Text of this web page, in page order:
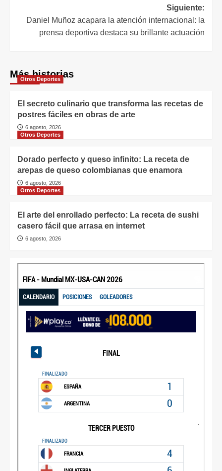
Siguiente:
Daniel Muñoz acapara la atención internacional: la
prensa deportiva destaca su brillante actuación
Más historias
Otros Deportes
El secreto culinario que transforma las recetas de
postres fáciles en obras de arte
6 agosto, 2026
Otros Deportes
Dorado perfecto y queso infinito: La receta de
arepas de queso colombianas que enamora
6 agosto, 2026
Otros Deportes
El arte del enrollado perfecto: La receta de sushi
casero fácil que arrasa en internet
6 agosto, 2026